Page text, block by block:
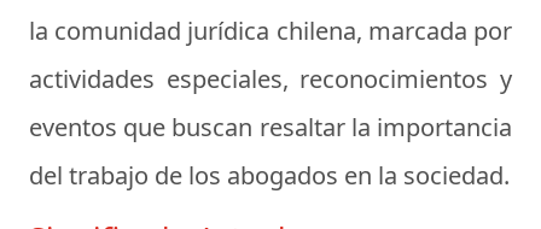
la comunidad jurídica chilena, marcada por
actividades especiales, reconocimientos y
eventos que buscan resaltar la importancia
del trabajo de los abogados en la sociedad.